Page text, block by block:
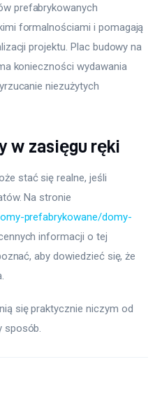
prefabrykowanych
formalnościami i pomagają
projektu. Plac budowy na
konieczności wydawania
niezużytych
w zasięgu ręki
stać się realne, jeśli
Na stronie
prefabrykowane/domy-
informacji o tej
aby dowiedzieć się, że
się praktycznie niczym od
sposób.